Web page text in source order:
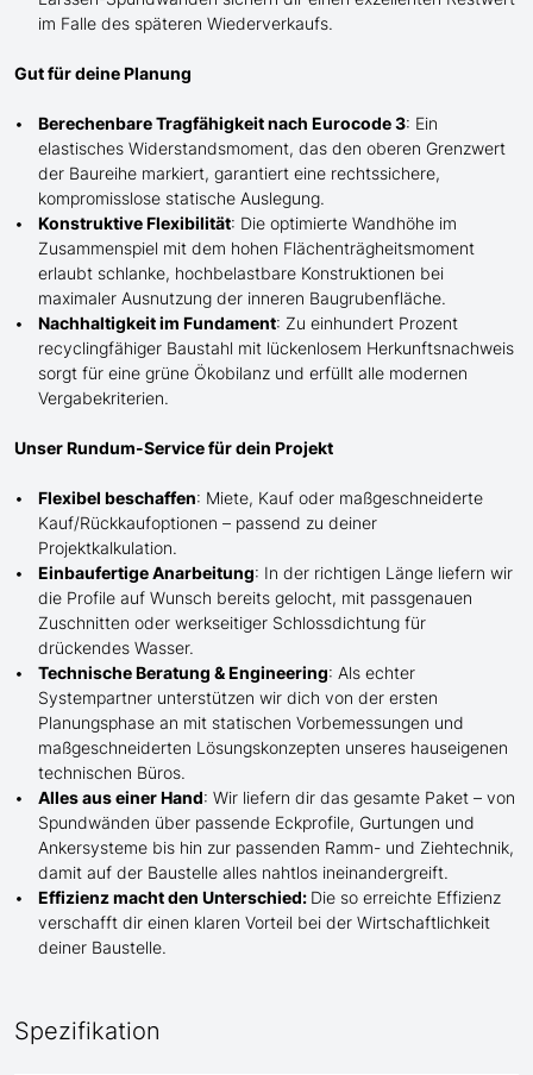
im Falle des späteren Wiederverkaufs.
Gut für deine Planung
Berechenbare Tragfähigkeit nach Eurocode 3: Ein
elastisches Widerstandsmoment, das den oberen Grenzwert
der Baureihe markiert, garantiert eine rechtssichere,
kompromisslose statische Auslegung.
Konstruktive Flexibilität: Die optimierte Wandhöhe im
Zusammenspiel mit dem hohen Flächenträgheitsmoment
erlaubt schlanke, hochbelastbare Konstruktionen bei
maximaler Ausnutzung der inneren Baugrubenfläche.
Nachhaltigkeit im Fundament: Zu einhundert Prozent
recyclingfähiger Baustahl mit lückenlosem Herkunftsnachweis
sorgt für eine grüne Ökobilanz und erfüllt alle modernen
Vergabekriterien.
Unser Rundum-Service für dein Projekt
Flexibel beschaffen: Miete, Kauf oder maßgeschneiderte
Kauf/Rückkaufoptionen – passend zu deiner
Projektkalkulation.
Einbaufertige Anarbeitung: In der richtigen Länge liefern wir
die Profile auf Wunsch bereits gelocht, mit passgenauen
Zuschnitten oder werkseitiger Schlossdichtung für
drückendes Wasser.
Technische Beratung & Engineering: Als echter
Systempartner unterstützen wir dich von der ersten
Planungsphase an mit statischen Vorbemessungen und
maßgeschneiderten Lösungskonzepten unseres hauseigenen
technischen Büros.
Alles aus einer Hand: Wir liefern dir das gesamte Paket – von
Spundwänden über passende Eckprofile, Gurtungen und
Ankersysteme bis hin zur passenden Ramm- und Ziehtechnik,
damit auf der Baustelle alles nahtlos ineinandergreift.
Effizienz macht den Unterschied: Die so erreichte Effizienz
verschafft dir einen klaren Vorteil bei der Wirtschaftlichkeit
deiner Baustelle.
Spezifikation